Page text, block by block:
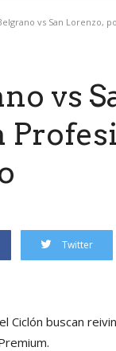
vs San Lorenzo,
vs
Twitter
Ciclón buscan